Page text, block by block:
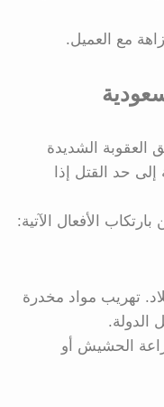
مع العميل.
العقوبة الشديدة
حد القتل إذا
الأفعال الآتية:
تهريب مواد مخدرة
الدولة.
الحشيش أو